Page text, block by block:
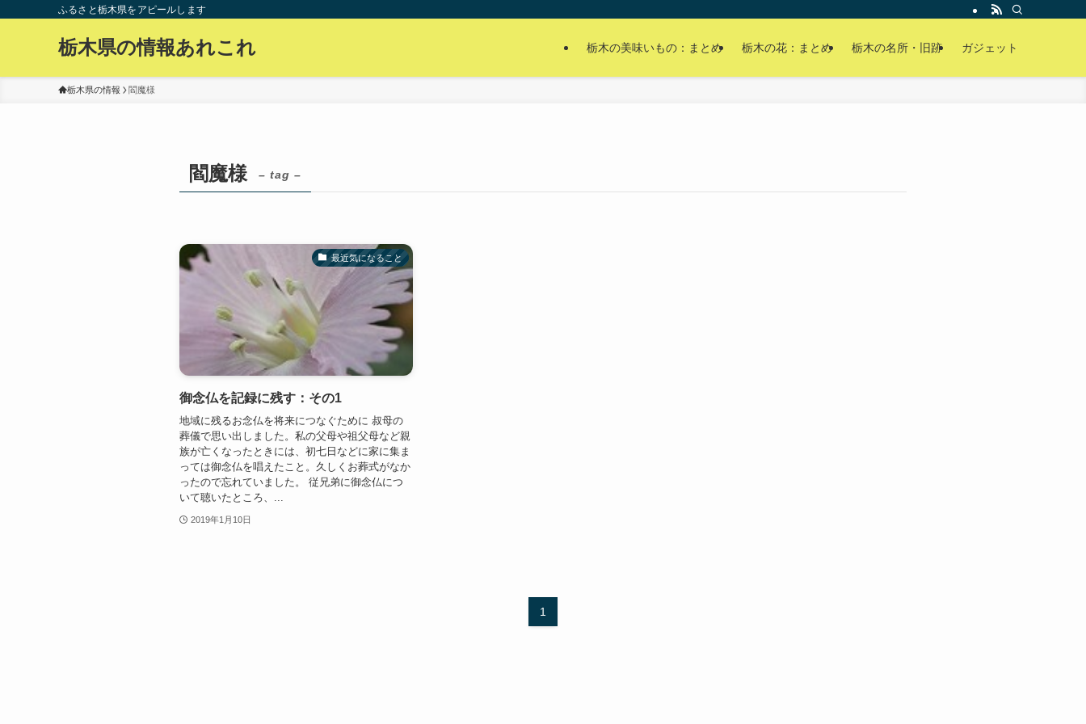
ふるさと栃木県をアピールします
栃木県の情報あれこれ 栃木の美味いもの：まとめ 栃木の花：まとめ 栃木の名所・旧跡 ガジェット
栃木県の情報 閻魔様
閻魔様 – tag –
最近気になること
御念仏を記録に残す：その1
地域に残るお念仏を将来につなぐために 叔母の
葬儀で思い出しました。私の父母や祖父母など親
族が亡くなったときには、初七日などに家に集ま
っては御念仏を唱えたこと。久しくお葬式がなか
ったので忘れていました。 従兄弟に御念仏につ
いて聴いたところ、...
2019年1月10日
1